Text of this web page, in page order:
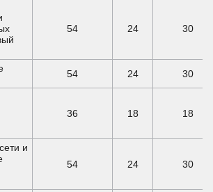
54 24 30
54 24 30
36 18 18
и
54 24 30